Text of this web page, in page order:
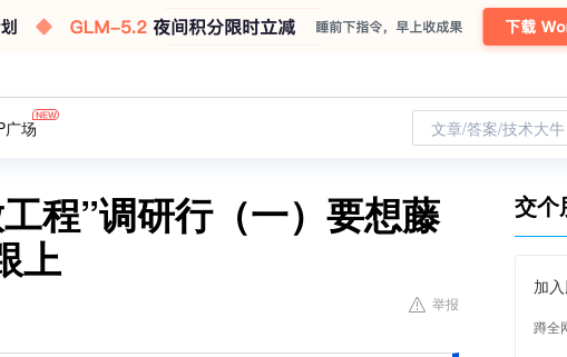
广场 文章/答案/技术大牛
程”调研行（一）要想藤
上
举报
交个
加
蹲全